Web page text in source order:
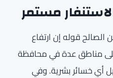
مستمر
الصالح قوله إن ارتفاع
مناطق عدة في محافظة
أي خسائر بشرية. وفي